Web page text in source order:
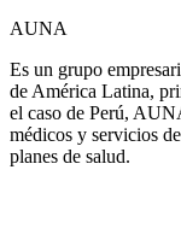
AUNA
Es un grupo
de América Latina,
el caso de Perú,
médicos y servicios
planes de salud.